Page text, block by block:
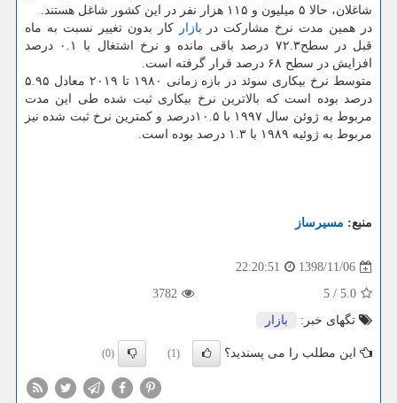
شاغلان، حالا ۵ میلیون و ۱۱۵ هزار نفر در این كشور شاغل هستند.
در همین مدت نرخ مشاركت در بازار
كار بدون تغییر نسبت به ماه
قبل در سطح۷۲.۳ درصد باقی مانده و نرخ اشتغال با ۰.۱ درصد
افزایش در سطح ۶۸ درصد قرار گرفته است.
متوسط نرخ بیكاری سوئد در بازه زمانی ۱۹۸۰ تا ۲۰۱۹ معادل ۵.۹۵
درصد بوده است كه بالاترین نرخ بیكاری ثبت شده طی این مدت
مربوط به ژوئن سال ۱۹۹۷ با ۱۰.۵درصد و كمترین نرخ ثبت شده نیز
مربوط به ژوئیه ۱۹۸۹ با ۱.۳ درصد بوده است.
منبع: مسیرساز
1398/11/06
22:20:51
5.0
/
5
3782
تگهای خبر:
بازار
این مطلب را می پسندید؟ (1)
(0)